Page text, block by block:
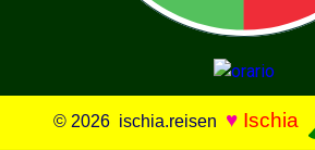
© 2026 ischia.reisen ♥ Ischia